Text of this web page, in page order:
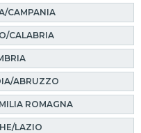
CAMPANIA
CALABRIA
ABRUZZO
ROMAGNA
LAZIO